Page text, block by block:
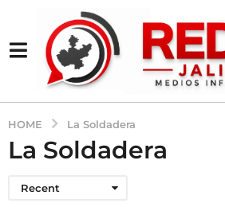
HOME La Soldadera
La Soldadera
Recent